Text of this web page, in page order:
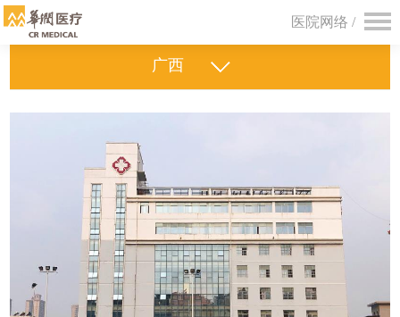
广西
医院网络 /